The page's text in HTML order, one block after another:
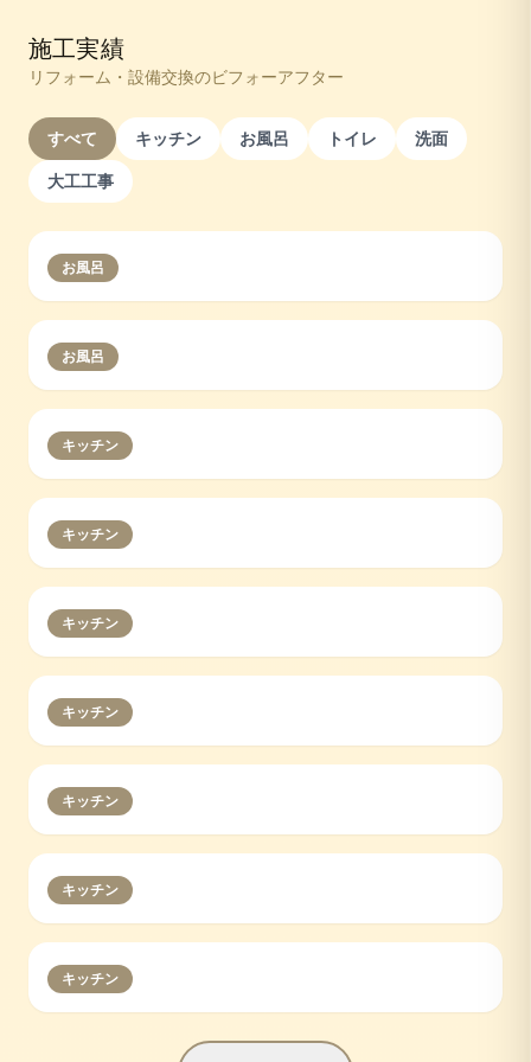
施工実績
リフォーム・設備交換のビフォーアフター
すべて キッチン お風呂 トイレ
洗面
大工工事
お風呂
お風呂
キッチン
キッチン
キッチン
キッチン
キッチン
キッチン
キッチン